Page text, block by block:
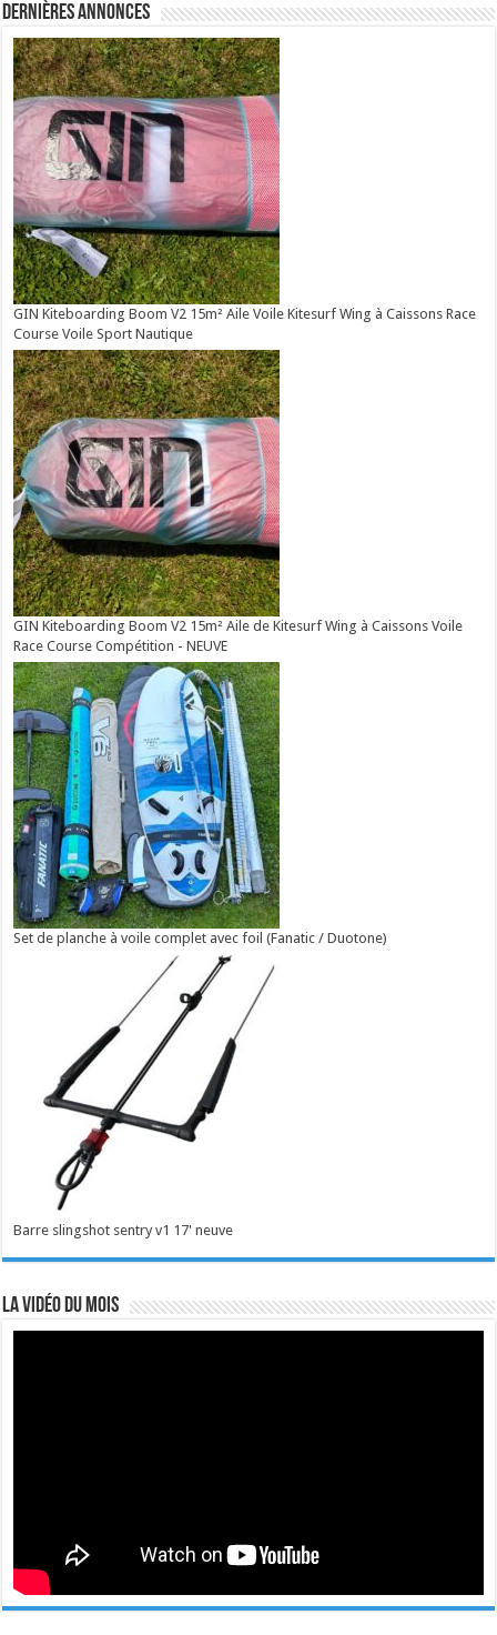
Dernières annonces
GIN Kiteboarding Boom V2 15m² Aile Voile Kitesurf Wing à Caissons Race
Course Voile Sport Nautique
GIN Kiteboarding Boom V2 15m² Aile de Kitesurf Wing à Caissons Voile
Race Course Compétition - NEUVE
Set de planche à voile complet avec foil (Fanatic / Duotone)
Barre slingshot sentry v1 17' neuve
La vidéo du mois